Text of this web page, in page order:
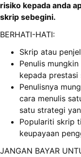
risiko kepada anda
skrip sebegini.
BERHATI-HATI:
Skrip atau
Penulis
kepada prestasi
Penulisnya
cara menulis
satu strategi
Populariti skrip
keupayaan
JANGAN BAYAR